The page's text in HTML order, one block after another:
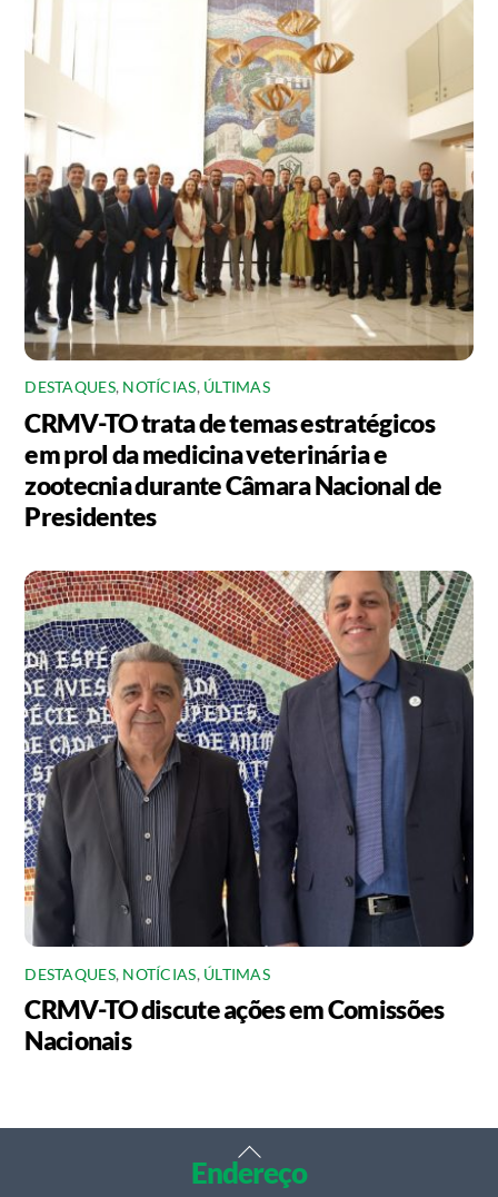
DESTAQUES, NOTÍCIAS, ÚLTIMAS
CRMV-TO trata de temas estratégicos
em prol da medicina veterinária e
zootecnia durante Câmara Nacional de
Presidentes
DESTAQUES, NOTÍCIAS, ÚLTIMAS
CRMV-TO discute ações em Comissões
Nacionais
Back
To
Endereço